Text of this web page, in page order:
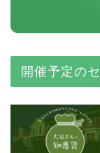
開催予定の